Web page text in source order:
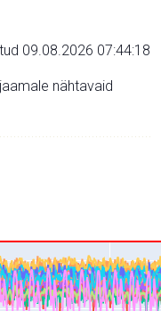
09.08.2026 07:44:18
nähtavaid